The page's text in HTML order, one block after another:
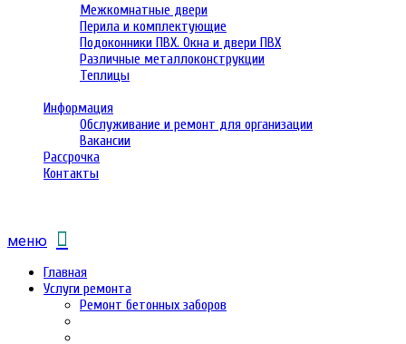
Межкомнатные двери
Перила и комплектующие
Подоконники ПВХ. Окна и двери ПВХ
Различные металлоконструкции
Теплицы
Информация
Обслуживание и ремонт для организации
Вакансии
Рассрочка
Контакты
меню
Главная
Услуги ремонта
Ремонт бетонных заборов